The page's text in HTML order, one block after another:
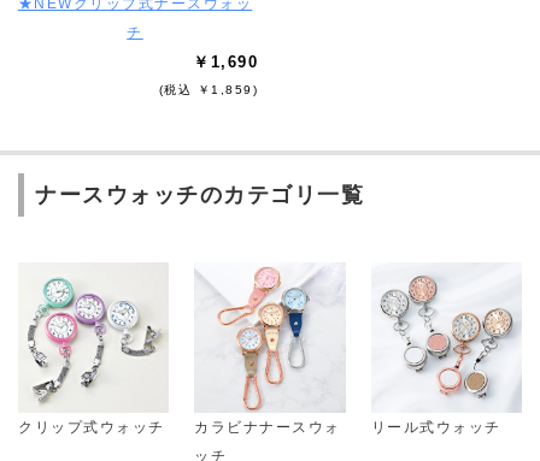
★NEWクリップ式ナースウォッ
チ
￥1,690
(税込 ￥1,859)
ナースウォッチのカテゴリ一覧
クリップ式ウォッチ
カラビナナースウォ
ッチ
リール式ウォッチ